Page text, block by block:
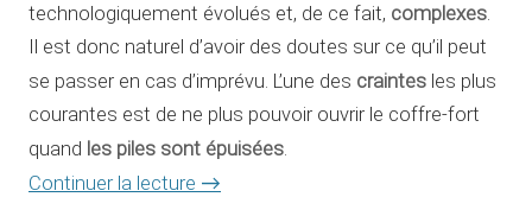
technologiquement évolués et, de ce fait, complexes.
Il est donc naturel d’avoir des doutes sur ce qu’il peut
se passer en cas d’imprévu. L’une des craintes les plus
courantes est de ne plus pouvoir ouvrir le coffre-fort
quand les piles sont épuisées.
Continuer la lecture →